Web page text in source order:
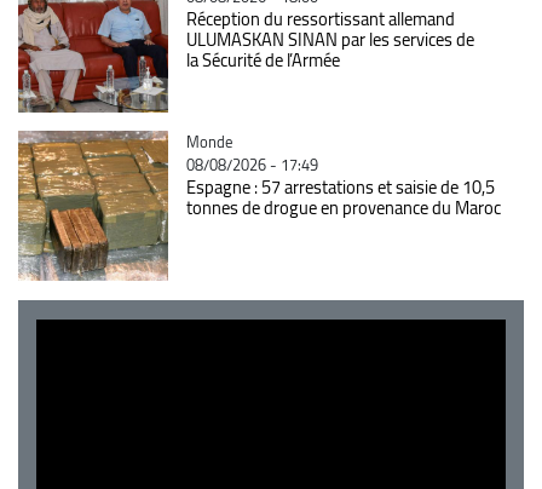
Réception du ressortissant allemand
ULUMASKAN SINAN par les services de
la Sécurité de l’Armée
Catégorie
Monde
08/08/2026 - 17:49
Espagne : 57 arrestations et saisie de 10,5
tonnes de drogue en provenance du Maroc